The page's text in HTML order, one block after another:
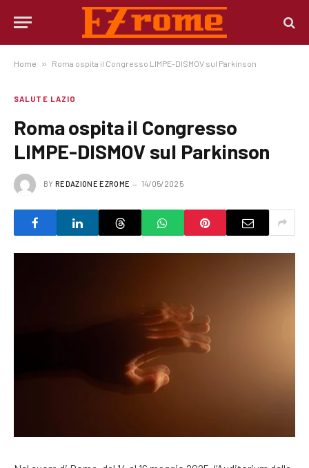
Home » Roma ospita il Congresso LIMPE-DISMOV sul Parkinson
SALUTE LAZIO
Roma ospita il Congresso
LIMPE-DISMOV sul Parkinson
BY REDAZIONE EZROME 14/05/2025